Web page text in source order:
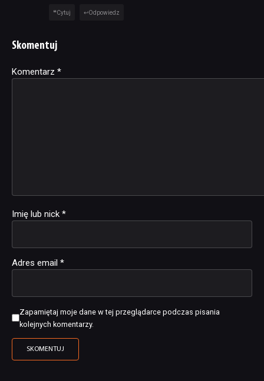
Cytuj Odpowiedz
Skomentuj
Komentarz *
Imię lub nick *
Adres email *
Zapamiętaj moje dane w tej przeglądarce podczas pisania
kolejnych komentarzy.
Alternative: